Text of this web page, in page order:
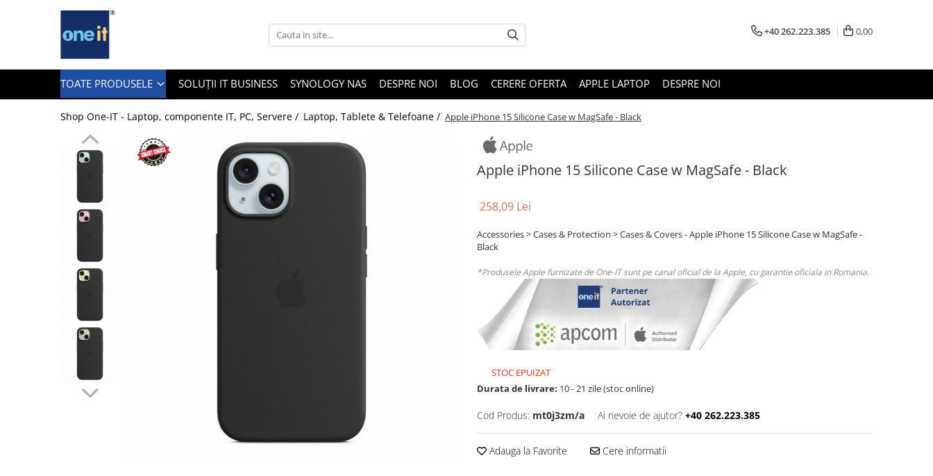
Toate Produsele
Laptop / Notebook
Notebook Consumer
Componente Laptop
Tablete & accesorii
Telefoane & accesorii
Smartphone IPhone
+40 262.223.385 0,00
TOATE PRODUSELE SOLUȚII IT BUSINESS SYNOLOGY NAS DESPRE NOI BLOG CERERE OFERTA APPLE LAPTOP DESPRE NOI
Shop One-IT - Laptop, componente IT, PC, Servere / Laptop, Tablete & Telefoane / Apple iPhone 15 Silicone Case w MagSafe - Black
Apple iPhone 15 Silicone Case w MagSafe - Black
258,09 Lei
Accessories > Cases & Protection > Cases & Covers - Apple iPhone 15 Silicone Case w MagSafe -
Black
*Produsele Apple furnizate de One-IT sunt pe canal oficial de la Apple, cu garantie oficiala in Romania.
STOC EPUIZAT
Durata de livrare: 10 - 21 zile (stoc online)
Cod Produs: mt0j3zm/a Ai nevoie de ajutor? +40 262.223.385
Adauga la Favorite Cere informatii